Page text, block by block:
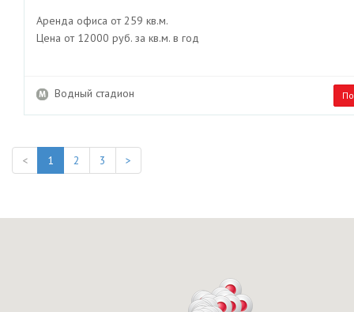
Аренда офиса от 259 кв.м.
Цена от 12000 руб. за кв.м. в год
Водный стадион
< 1 2 3 >